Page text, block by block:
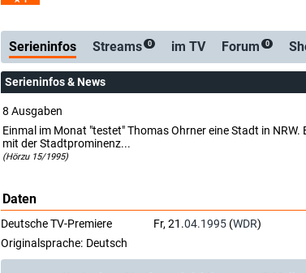
Serienticker
Serieninfos Streams 0 im TV Forum 0
Serieninfos & News
8 Ausgaben
Einmal im Monat "testet" Thomas Ohrner eine Stadt in
mit der Stadtprominenz...
(Hörzu 15/1995)
Daten
Deutsche TV-Premiere Fr, 21.04.1995 (WDR)
Originalsprache: Deutsch